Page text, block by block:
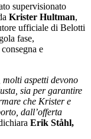
supervisionato
Krister Hultman,
ufficiale di Belotti
fase,
e
aspetti devono
sia per garantire
che Krister e
dall’offerta
Erik Ståhl,